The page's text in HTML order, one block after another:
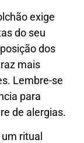
exige
do seu
dos
mais
Lembre-se
para
de alergias.
ritual